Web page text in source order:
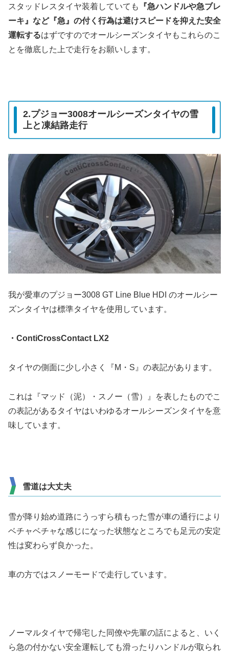
スタッドレスタイヤ装着していても
『急ハンドルや急ブレ
ーキ』など『急』の付く行為は避けスピードを抑えた安全
運転するはずですのでオールシーズンタイヤもこれらのこ
とを徹底した上で走行をお願いします。
2.プジョー3008オールシーズンタイヤの雪
上と凍結路走行
我が愛車のプジョー3008 GT Line Blue HDI のオールシー
ズンタイヤは標準タイヤを使用しています。
・ContiCrossContact LX2
タイヤの側面に少し小さく『M・S』の表記があります。
これは『マッド（泥）・スノー（雪）』を表したものでこ
の表記があるタイヤはいわゆるオールシーズンタイヤを意
味しています。
雪道は大丈夫
雪が降り始め道路にうっすら積もった雪が車の通行により
ベチャベチャな感じになった状態なところでも足元の安定
性は変わらず良かった。
車の方ではスノーモードで走行しています。
ノーマルタイヤで帰宅した同僚や先輩の話によると、いく
ら急の付かない安全運転しても滑ったりハンドルが取られ